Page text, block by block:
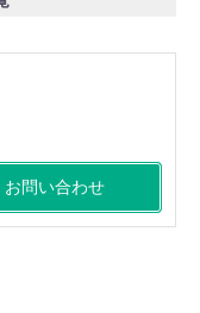
お問い合わせ